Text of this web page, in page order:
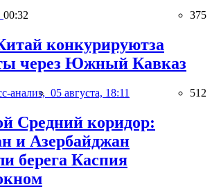
00:32 375
конкурируютза
через Южный Кавказ
анализ, 05 августа, 18:11 512
Средний коридор:
и Азербайджан
берега Каспия